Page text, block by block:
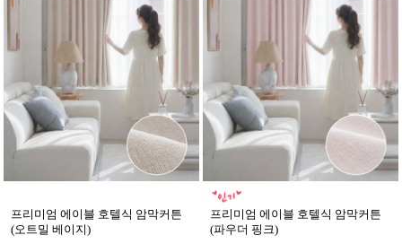
프리미엄 에이블 호텔식 암막커튼
(오트밀 베이지)
프리미엄 에이블 호텔식 암막커튼
(파우더 핑크)